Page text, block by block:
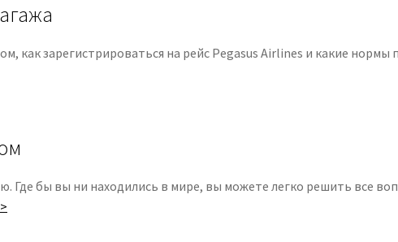
зарегистрироваться на рейс Pegasus Airlines и какие нормы
Где бы вы ни находились в мире, вы можете легко решить все